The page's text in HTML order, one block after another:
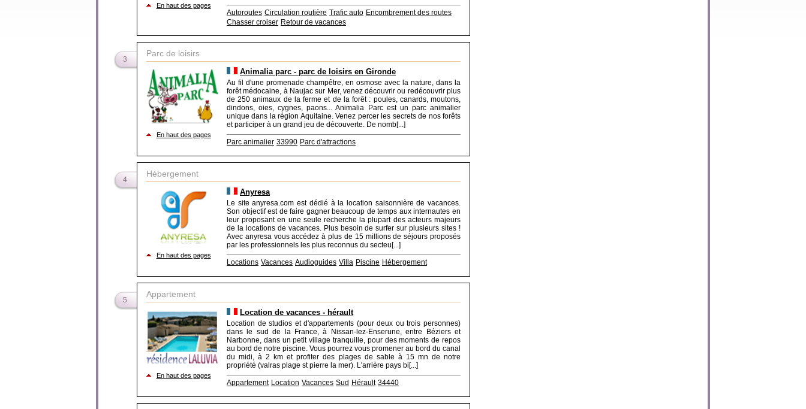
En haut des pages
Autoroutes Circulation routière Trafic auto Encombrement des routes
Chasser croiser Retour de vacances
3
Parc de loisirs
En haut des pages
Animalia parc - parc de loisirs en Gironde
Au fil d'une promenade champêtre, en osmose avec la nature, dans la
forêt médocaine, à Naujac sur Mer, venez découvrir ou redécouvrir plus
de 250 animaux de la ferme et de la forêt : poules, canards, moutons,
dindons, oies, cygnes, paons... Animalia Parc est un parc animalier
unique dans la région Aquitaine. Venez percer les secrets de nos forêts
et participer à un grand jeu de découverte. De nomb[...]
Parc animalier 33990 Parc d'attractions
4
Hébergement
En haut des pages
Anyresa
Le site anyresa.com est dédié à la location saisonnière de vacances.
Son objectif est de faire gagner beaucoup de temps aux internautes en
leur proposant en une seule recherche la plupart des acteurs majeurs
de la locations de vacances. Plus besoin de surfer sur plusieurs sites !
Avec anyresa vous accédez à plus de 15 millions de séjours proposés
par les professionnels les plus reconnus du secteu[...]
Locations Vacances Audioguides Villa Piscine Hébergement
5
Appartement
En haut des pages
Location de vacances - hérault
Location de studios et d'appartements (pour deux ou trois personnes)
dans le sud de la France, à Nissan-lez-Enserune, entre Béziers et
Narbonne, dans un petit village tranquille, pour des moments de repos
au bord de notre piscine. Vous pourrez vous promener au bord du canal
du midi, à 2 km et profiter des plages de sable à 15 mn de notre
propriété (valras plage st pierre la mer). L'arrière pays bi[...]
Appartement Location Vacances Sud Hérault 34440